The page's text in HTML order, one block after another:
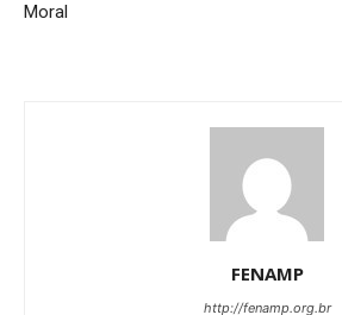
Moral
FENAMP
http://fenamp.org.br